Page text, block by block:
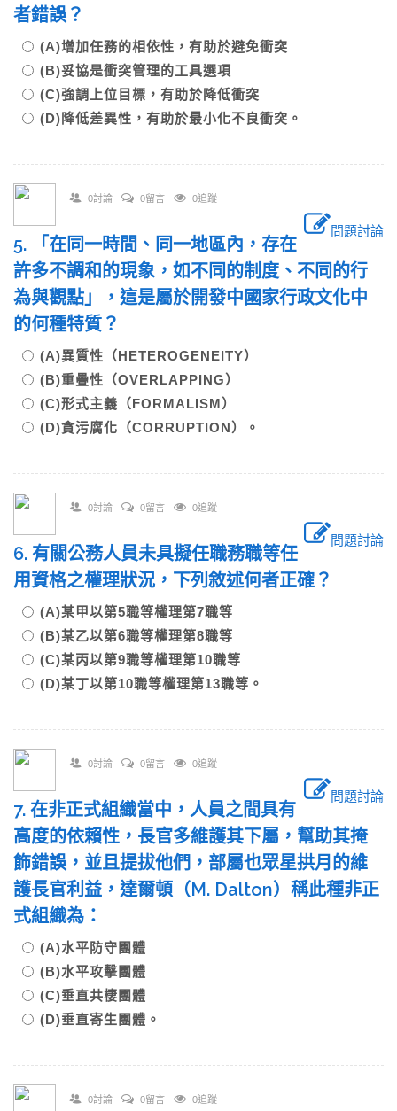
者錯誤？
(A)增加任務的相依性，有助於避免衝突
(B)妥協是衝突管理的工具選項
(C)強調上位目標，有助於降低衝突
(D)降低差異性，有助於最小化不良衝突。
0討論 0留言 0追蹤
問題討論
5. 「在同一時間、同一地區內，存在
許多不調和的現象，如不同的制度、不同的行
為與觀點」，這是屬於開發中國家行政文化中
的何種特質？
(A)異質性（HETEROGENEITY）
(B)重疊性（OVERLAPPING）
(C)形式主義（FORMALISM）
(D)貪污腐化（CORRUPTION）。
0討論 0留言 0追蹤
問題討論
6. 有關公務人員未具擬任職務職等任
用資格之權理狀況，下列敘述何者正確？
(A)某甲以第5職等權理第7職等
(B)某乙以第6職等權理第8職等
(C)某丙以第9職等權理第10職等
(D)某丁以第10職等權理第13職等。
0討論 0留言 0追蹤
問題討論
7. 在非正式組織當中，人員之間具有
高度的依賴性，長官多維護其下屬，幫助其掩
飾錯誤，並且提拔他們，部屬也眾星拱月的維
護長官利益，達爾頓（M. Dalton）稱此種非正
式組織為：
(A)水平防守團體
(B)水平攻擊團體
(C)垂直共棲團體
(D)垂直寄生團體。
0討論 0留言 0追蹤